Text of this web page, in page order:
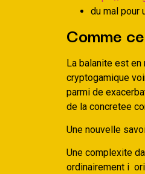
du mal pour
Comme
La balanite est
cryptogamique
parmi de
de la concretee
Une nouvelle
Une complexite
ordinairement i